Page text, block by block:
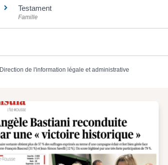
Testament
Famille
Direction de l'information légale et administrative